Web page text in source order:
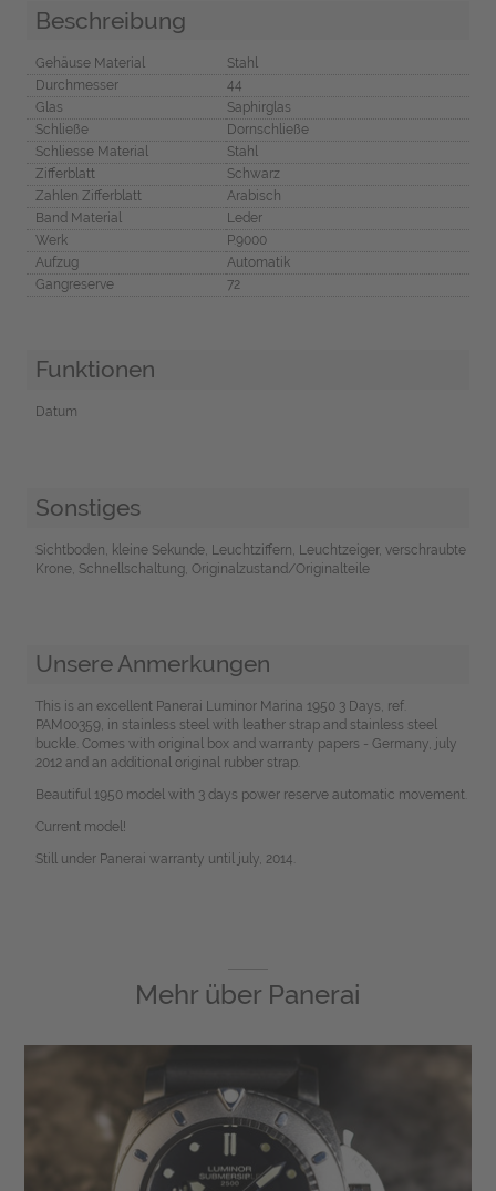
Beschreibung
Gehäuse Material
Stahl
Durchmesser
44
Glas
Saphirglas
Schließe
Dornschließe
Schliesse Material
Stahl
Zifferblatt
Schwarz
Zahlen Zifferblatt
Arabisch
Band Material
Leder
Werk
P.9000
Aufzug
Automatik
Gangreserve
72
Funktionen
Datum
Sonstiges
Sichtboden, kleine Sekunde, Leuchtziffern, Leuchtzeiger, verschraubte
Krone, Schnellschaltung, Originalzustand/Originalteile
Unsere Anmerkungen
This is an excellent Panerai Luminor Marina 1950 3 Days, ref.
PAM00359, in stainless steel with leather strap and stainless steel
buckle. Comes with original box and warranty papers - Germany, july
2012 and an additional original rubber strap.
Beautiful 1950 model with 3 days power reserve automatic movement.
Current model!
Still under Panerai warranty until july, 2014.
Mehr über Panerai